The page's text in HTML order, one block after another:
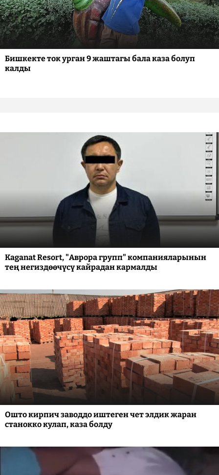
Бишкекте ток урган 9 жаштагы бала каза болуп
калды
Kaganat Resort, "Аврора групп" компанияларынын
тең негиздөөчүсү кайрадан кармалды
Ошто кирпич заводдо иштеген чет элдик жаран
станокко кулап, каза болду